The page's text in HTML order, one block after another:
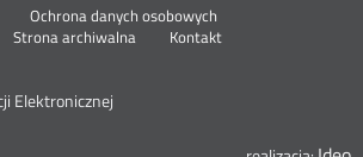
Otwórz
Ochrona danych osobowych
Strona archiwalna
Kontakt
Elektronicznej